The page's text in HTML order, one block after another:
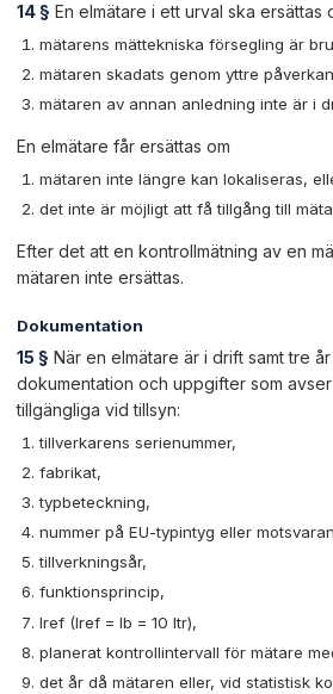
14 § En elmätare i ett urval ska ersättas
mätarens mättekniska försegling är
mätaren skadats genom yttre
mätaren av annan anledning inte är i
En elmätare får ersättas om
mätaren inte längre kan lokaliseras,
det inte är möjligt att få tillgång till
Efter det att en kontrollmätning av en
mätaren inte ersättas.
Dokumentation
15 § När en elmätare är i drift samt tre
dokumentation och uppgifter som
tillgängliga vid tillsyn:
tillverkarens serienummer,
fabrikat,
typbeteckning,
nummer på EU-typintyg eller
tillverkningsår,
funktionsprincip,
Iref (Iref = Ib = 10 Itr),
planerat kontrollintervall för mätare
det år då mätaren eller, vid statistisk